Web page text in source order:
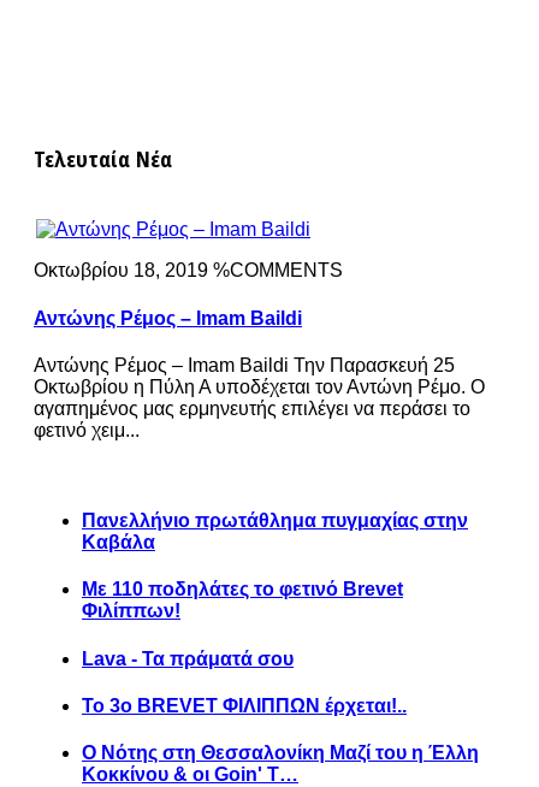
Τελευταία Νέα
Οκτωβρίου 18, 2019 %COMMENTS
Αντώνης Ρέμος – Imam Baildi
Αντώνης Ρέμος – Imam Baildi Την Παρασκευή 25
Οκτωβρίου η Πύλη Α υποδέχεται τον Αντώνη Ρέμο. Ο
αγαπημένος μας ερμηνευτής επιλέγει να περάσει το
φετινό χειμ...
Πανελλήνιο πρωτάθλημα πυγμαχίας στην
Καβάλα
Με 110 ποδηλάτες το φετινό Brevet
Φιλίππων!
Lava - Τα πράματά σου
Το 3ο BREVET ΦΙΛΙΠΠΩΝ έρχεται!..
Ο Νότης στη Θεσσαλονίκη Μαζί του η Έλλη
Κοκκίνου & οι Goin' T…